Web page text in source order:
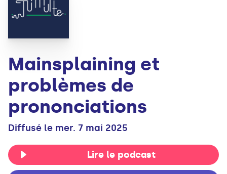
Mainsplaining et
problèmes de
prononciations
Diffusé le mer. 7 mai 2025
Lire le podcast